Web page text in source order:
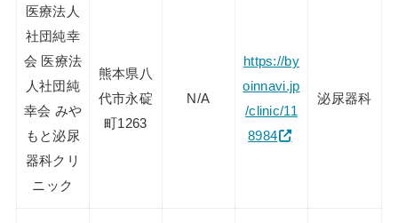
医療法人
社団純幸
会 医療法
人社団純
幸会 みや
もと泌尿
器科クリ
ニック
熊本県八
代市永碇
町1263
N/A
https://by
oinnavi.jp
/clinic/11
8984
泌尿器科